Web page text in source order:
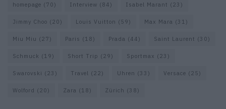
homepage (70) Interview (84) Isabel Marant (23)
Jimmy Choo (20) Louis Vuitton (59) Max Mara (31)
Miu Miu (27) Paris (18) Prada (44) Saint Laurent (30)
Schmuck (19) Short Trip (29) Sportmax (23)
Swarovski (23) Travel (22) Uhren (33) Versace (25)
Wolford (20) Zara (18) Zürich (38)